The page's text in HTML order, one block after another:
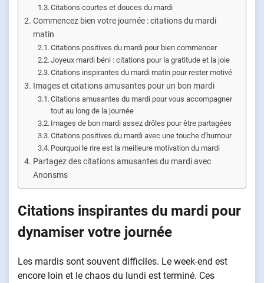
Citations courtes et douces du mardi
Commencez bien votre journée : citations du mardi
matin
Citations positives du mardi pour bien commencer
Joyeux mardi béni : citations pour la gratitude et la joie
Citations inspirantes du mardi matin pour rester motivé
Images et citations amusantes pour un bon mardi
Citations amusantes du mardi pour vous accompagner
tout au long de la journée
Images de bon mardi assez drôles pour être partagées
Citations positives du mardi avec une touche d'humour
Pourquoi le rire est la meilleure motivation du mardi
Partagez des citations amusantes du mardi avec
Anonsms
Citations inspirantes du mardi pour
dynamiser votre journée
Les mardis sont souvent difficiles. Le week-end est
encore loin et le chaos du lundi est terminé. Ces